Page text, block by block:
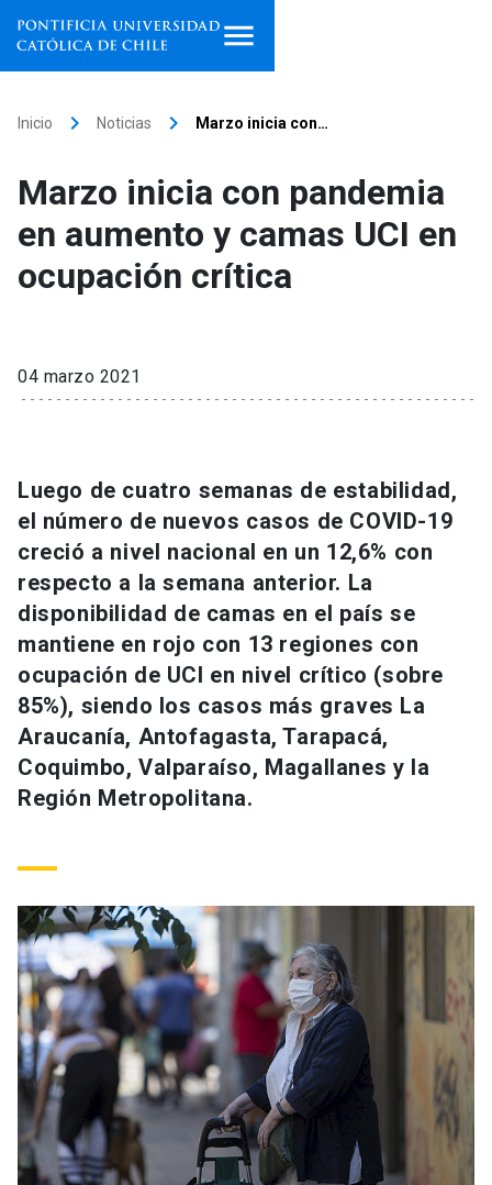
Facultades, escuelas e
institutos
Investigación
Extensión
Universidad
Información para keyboard_arrow_down
Futuros estudiantes
Estudiantes
Académicos
Personal
Vecinos launch
Go to english site launch
ACCESOS DIRECTOS
Admisión launch
Mi Cuenta UC launch
Correo UC
Mi Portal UC
Medios Biblioteca launch
Donaciones
Inicio keyboard_arrow_right Noticias keyboard_arrow_right Marzo inicia con…
Marzo inicia con pandemia
en aumento y camas UCI en
ocupación crítica
04 marzo 2021
Luego de cuatro semanas de estabilidad,
el número de nuevos casos de COVID-19
creció a nivel nacional en un 12,6% con
respecto a la semana anterior. La
disponibilidad de camas en el país se
mantiene en rojo con 13 regiones con
ocupación de UCI en nivel crítico (sobre
85%), siendo los casos más graves La
Araucanía, Antofagasta, Tarapacá,
Coquimbo, Valparaíso, Magallanes y la
Región Metropolitana.